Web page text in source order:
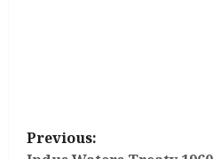
P
Previous: